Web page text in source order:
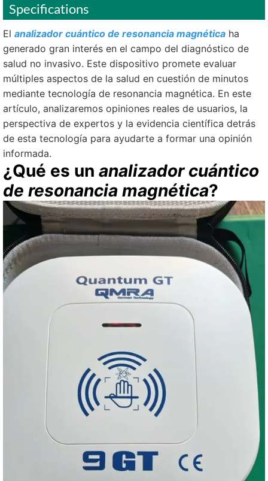
Specifications
El analizador cuántico de resonancia magnética ha
generado gran interés en el campo del diagnóstico de
salud no invasivo. Este dispositivo promete evaluar
múltiples aspectos de la salud en cuestión de minutos
mediante tecnología de resonancia magnética. En este
artículo, analizaremos opiniones reales de usuarios, la
perspectiva de expertos y la evidencia científica detrás
de esta tecnología para ayudarte a formar una opinión
informada.
¿Qué es un analizador cuántico
de resonancia magnética?